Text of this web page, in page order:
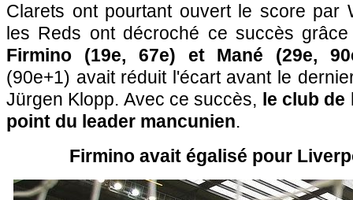
Clarets ont pourtant ouvert le score par
les Reds ont décroché ce succès
Firmino (19e, 67e) et Mané (29e,
(90e+1) avait réduit l'écart avant le
Jürgen Klopp. Avec ce succès, le club de
point du leader mancunien.
Firmino avait égalisé pour